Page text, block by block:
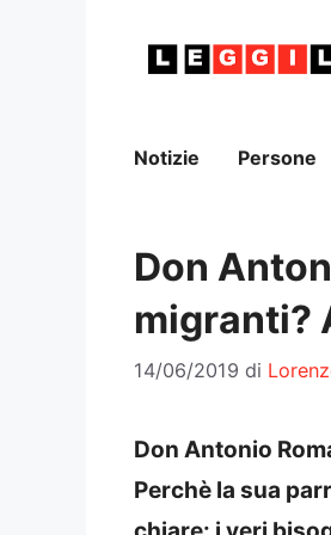
Notizie Persone
Don
migranti?
14/06/2019 di
Don Antonio
Perchè la sua